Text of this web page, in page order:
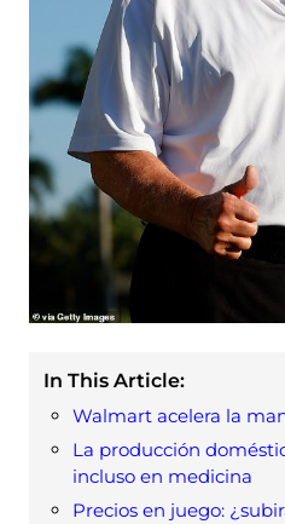
In This Article:
Walmart acelera la
La producción
incluso en medicina
Precios en juego: